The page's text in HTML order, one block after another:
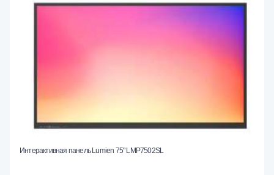
Интерактивная панель Lumien 75" LMP7502SL